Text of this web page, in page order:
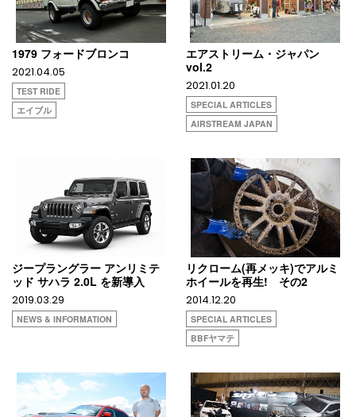
1979 フォードブロンコ
2021.04.05
TEST RIDE
エイブル
エアストリーム・ジャパン
vol.2
2021.01.20
SPECIAL ARTICLES
AIRSTREAM JAPAN
ジープラングラー アンリミテ
ッド サハラ 2.0L を新導入
2019.03.29
NEWS & INFORMATION
リクローム(再メッキ)でアルミ
ホイールを再生! その2
2014.12.20
SPECIAL ARTICLES
BBFヤマテ